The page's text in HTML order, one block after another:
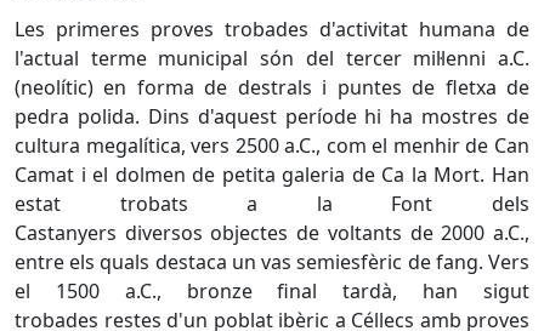
Les primeres proves trobades d'activitat humana de
l'actual terme municipal són del tercer mil·lenni a.C.
(neolític) en forma de destrals i puntes de fletxa de
pedra polida. Dins d'aquest període hi ha mostres de
cultura megalítica, vers 2500 a.C., com el menhir de Can
Camat i el dolmen de petita galeria de Ca la Mort. Han
estat trobats a la Font dels
Castanyers diversos objectes de voltants de 2000 a.C.,
entre els quals destaca un vas semiesfèric de fang. Vers
el 1500 a.C., bronze final tardà, han sigut
trobades restes d'un poblat ibèric a Céllecs amb proves